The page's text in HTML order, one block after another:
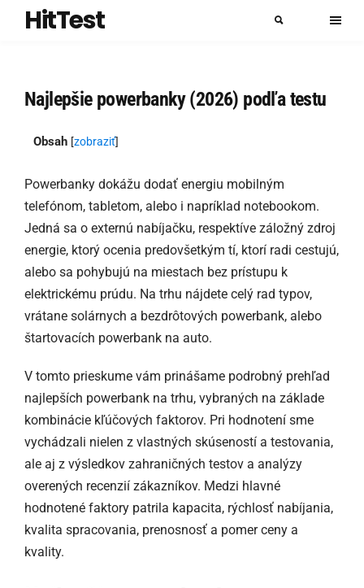
HitTest
Najlepšie powerbanky (2026) podľa testu
Obsah [zobraziť]
Powerbanky dokážu dodať energiu mobilným
telefónom, tabletom, alebo i napríklad notebookom.
Jedná sa o externú nabíjačku, respektíve záložný zdroj
energie, ktorý ocenia predovšetkým tí, ktorí radi cestujú,
alebo sa pohybujú na miestach bez prístupu k
elektrickému prúdu. Na trhu nájdete celý rad typov,
vrátane solárnych a bezdrôtových powerbank, alebo
štartovacích powerbank na auto.
V tomto prieskume vám prinášame podrobný prehľad
najlepších powerbank na trhu, vybraných na základe
kombinácie kľúčových faktorov. Pri hodnotení sme
vychádzali nielen z vlastných skúseností a testovania,
ale aj z výsledkov zahraničných testov a analýzy
overených recenzií zákazníkov. Medzi hlavné
hodnotené faktory patrila kapacita, rýchlosť nabíjania,
kvalita spracovania, prenosnosť a pomer ceny a
kvality.